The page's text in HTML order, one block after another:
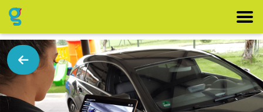
home
progetti
articoli